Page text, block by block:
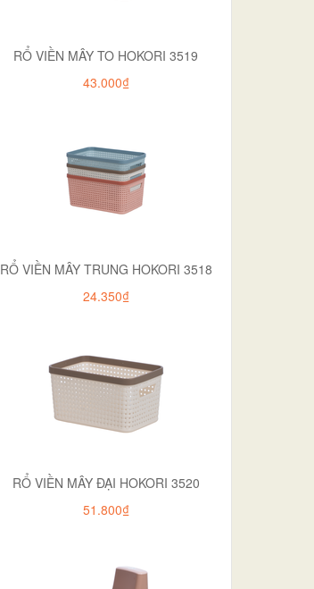
RỔ VIỀN MÂY TO HOKORI 3519
43.000₫
RỔ VIỀN MÂY TRUNG HOKORI 3518
24.350₫
RỔ VIỀN MÂY ĐẠI HOKORI 3520
51.800₫